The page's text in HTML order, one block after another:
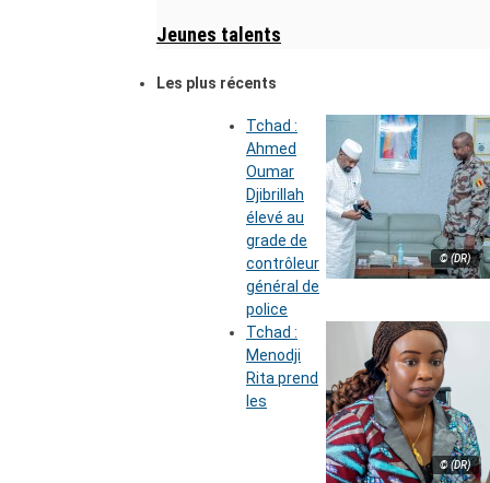
Jeunes talents
Les plus récents
© (DR)
Tchad :
Ahmed
Oumar
Djibrillah
élevé au
grade de
contrôleur
général de
police
© (DR)
Tchad :
Menodji
Rita prend
les